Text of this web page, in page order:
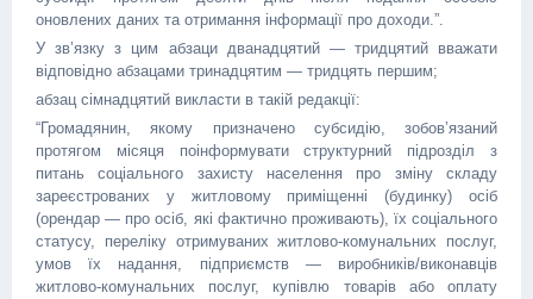
оновлених даних та отримання інформації про доходи.”.
У зв’язку з цим абзаци дванадцятий — тридцятий вважати
відповідно абзацами тринадцятим — тридцять першим;
абзац сімнадцятий викласти в такій редакції:
“Громадянин, якому призначено субсидію, зобов’язаний
протягом місяця поінформувати структурний підрозділ з
питань соціального захисту населення про зміну складу
зареєстрованих у житловому приміщенні (будинку) осіб
(орендар — про осіб, які фактично проживають), їх соціального
статусу, переліку отримуваних житлово-комунальних послуг,
умов їх надання, підприємств — виробників/виконавців
житлово-комунальних послуг, купівлю товарів або оплату